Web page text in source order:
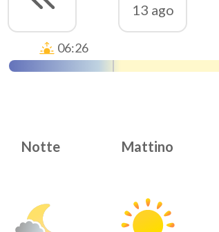
13 ago
06:26
Notte Mattino